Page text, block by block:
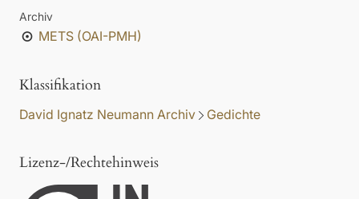
Archiv
METS (OAI-PMH)
Klassifikation
David Ignatz Neumann Archiv Gedichte
Lizenz-/Rechtehinweis